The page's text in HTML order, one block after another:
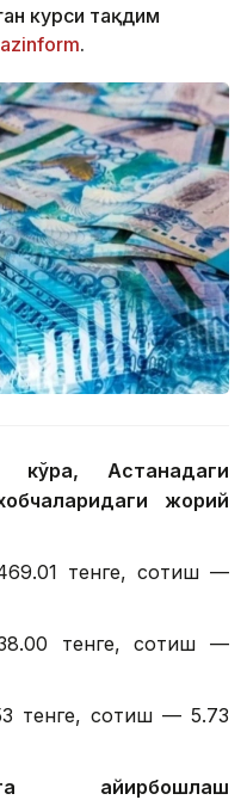
курси тақдим
.
кўра, Астанадаги
жорий
тенге, сотиш —
тенге, сотиш —
тенге, сотиш — 5.73
айирбошлаш